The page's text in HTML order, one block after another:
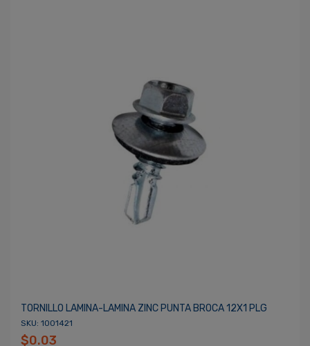
TORNILLO LAMINA-LAMINA ZINC PUNTA BROCA 12X1 PLG
SKU: 1001421
$0.03